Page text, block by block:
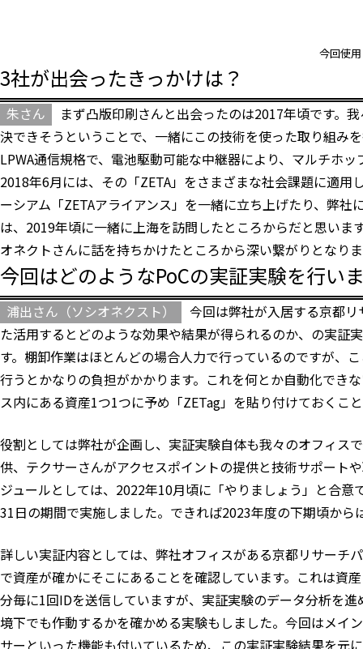
今回使
3社が出会ったきっかけは？
朱さん
まず凸版印刷さんと出会ったのは2017年頃です。
決できそうということで、一緒にこの技術を使った取り組み
LPWA通信規格で、電池駆動可能な中継器により、マルチホ
2018年6月には、その「ZETA」をさまざまな社会課題に適
ーシアム「ZETAアライアンス」を一緒に立ち上げたり、弊
は、2019年頃に一緒に上海を訪問したところからだと思い
オネクトさんに話を持ちかけたところから深い繋がりとなり
今回はどのようなPoCの実証実験を行い
浦出さん（ソシオネクスト）
今回は弊社が入居する京都
た活用するとどのような効果や結果が得られるのか、の実証
す。棚卸作業はほとんどの場合人力で行っているのですが、
行うとかなりの負担がかかります。これを何とか自動化でき
ス内にある資産1つ1つに予め「ZETag」を貼り付けておくこ
役割としては弊社が企画し、実証実験自体も我々のオフィス
供、テクサーさんがアクセスポイントの提供と技術サポート
ジュールとしては、2022年10月頃に「やりましょう」と合
31日の期間で実施しました。できれば2023年度の下期頃から
詳しい実証内容としては、弊社オフィスがある京都リサーチ
で資産が確かにそこにあることを確認しています。これは資
分毎に1回IDを送信していますが、実証実験のデータ分析を
境下でも作動するかを確かめる実験もしました。今回はメイ
サーといった機能も付いているため、この実証実験結果を元